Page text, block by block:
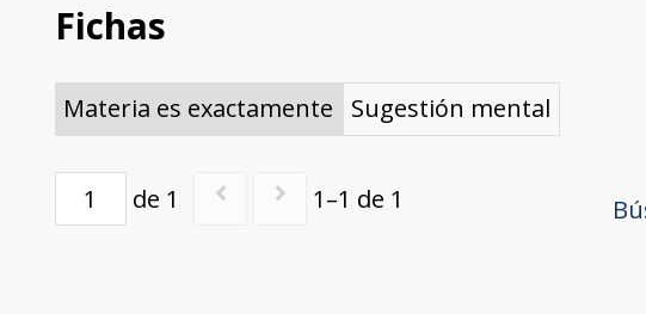
Fichas
Materia es exactamente Sugestión mental
de 1 1–1 de 1